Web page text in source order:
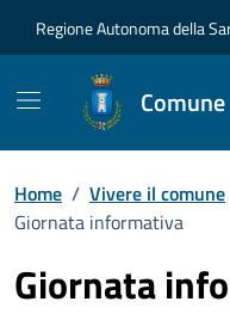
Regione Autonoma della
Home / Vivere il comune
Giornata informativa
Giornata